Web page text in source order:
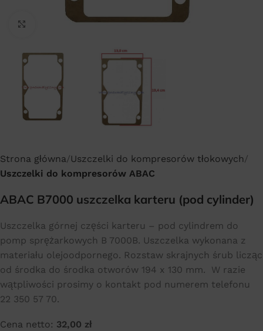
Click to enlarge
Strona główna Uszczelki do kompresorów tłokowych
Uszczelki do kompresorów ABAC
ABAC B7000 uszczelka karteru (pod cylinder)
Uszczelka górnej części karteru – pod cylindrem do
pomp sprężarkowych B 7000B. Uszczelka wykonana z
materiału olejoodpornego. Rozstaw skrajnych śrub licząc
od środka do środka otworów 194 x 130 mm. W razie
wątpliwości prosimy o kontakt pod numerem telefonu
22 350 57 70.
Cena netto: 32,00 zł